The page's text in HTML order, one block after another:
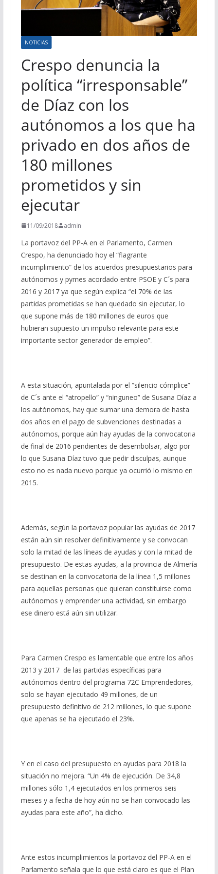
NOTICIAS
Crespo denuncia la
política “irresponsable”
de Díaz con los
autónomos a los que ha
privado en dos años de
180 millones
prometidos y sin
ejecutar
11/09/2018 admin
La portavoz del PP-A en el Parlamento, Carmen
Crespo, ha denunciado hoy el “flagrante
incumplimiento” de los acuerdos presupuestarios para
autónomos y pymes acordado entre PSOE y C´s para
2016 y 2017 ya que según explica “el 70% de las
partidas prometidas se han quedado sin ejecutar, lo
que supone más de 180 millones de euros que
hubieran supuesto un impulso relevante para este
importante sector generador de empleo”.
A esta situación, apuntalada por el “silencio cómplice”
de C´s ante el “atropello” y “ninguneo” de Susana Díaz a
los autónomos, hay que sumar una demora de hasta
dos años en el pago de subvenciones destinadas a
autónomos, porque aún hay ayudas de la convocatoria
de final de 2016 pendientes de desembolsar, algo por
lo que Susana Díaz tuvo que pedir disculpas, aunque
esto no es nada nuevo porque ya ocurrió lo mismo en
2015.
Además, según la portavoz popular las ayudas de 2017
están aún sin resolver definitivamente y se convocan
solo la mitad de las líneas de ayudas y con la mitad de
presupuesto. De estas ayudas, a la provincia de Almería
se destinan en la convocatoria de la línea 1,5 millones
para aquellas personas que quieran constituirse como
autónomos y emprender una actividad, sin embargo
ese dinero está aún sin utilizar.
Para Carmen Crespo es lamentable que entre los años
2013 y 2017 de las partidas específicas para
autónomos dentro del programa 72C Emprendedores,
solo se hayan ejecutado 49 millones, de un
presupuesto definitivo de 212 millones, lo que supone
que apenas se ha ejecutado el 23%.
Y en el caso del presupuesto en ayudas para 2018 la
situación no mejora. “Un 4% de ejecución. De 34,8
millones sólo 1,4 ejecutados en los primeros seis
meses y a fecha de hoy aún no se han convocado las
ayudas para este año”, ha dicho.
Ante estos incumplimientos la portavoz del PP-A en el
Parlamento señala que lo que está claro es que el Plan